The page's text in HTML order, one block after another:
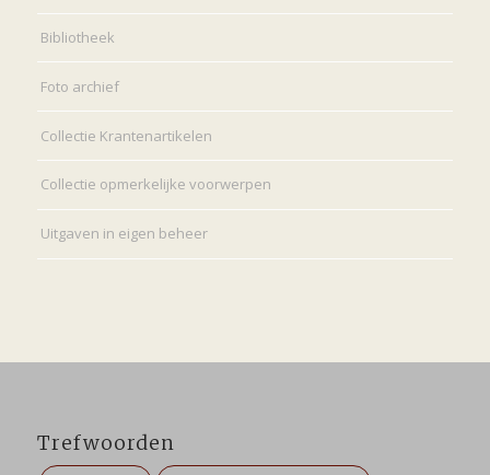
Bibliotheek
Foto archief
Collectie Krantenartikelen
Collectie opmerkelijke voorwerpen
Uitgaven in eigen beheer
Trefwoorden